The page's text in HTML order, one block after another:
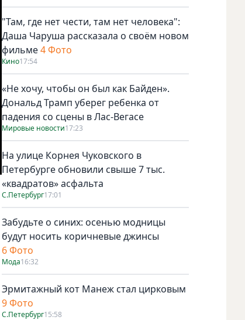
"Там, где нет чести, там нет человека":
Даша Чаруша рассказала о своём новом
фильме4 Фото
Кино17:54
«Не хочу, чтобы он был как Байден».
Дональд Трамп уберег ребенка от
падения со сцены в Лас-Вегасе
Мировые новости17:23
На улице Корнея Чуковского в
Петербурге обновили свыше 7 тыс.
«квадратов» асфальта
С.Петербург17:01
Забудьте о синих: осенью модницы
будут носить коричневые джинсы
6 Фото
Мода16:32
Эрмитажный кот Манеж стал цирковым
9 Фото
С.Петербург15:58